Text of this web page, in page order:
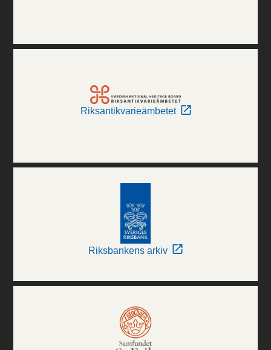
Riksantikvarieämbetet
Riksbankens arkiv